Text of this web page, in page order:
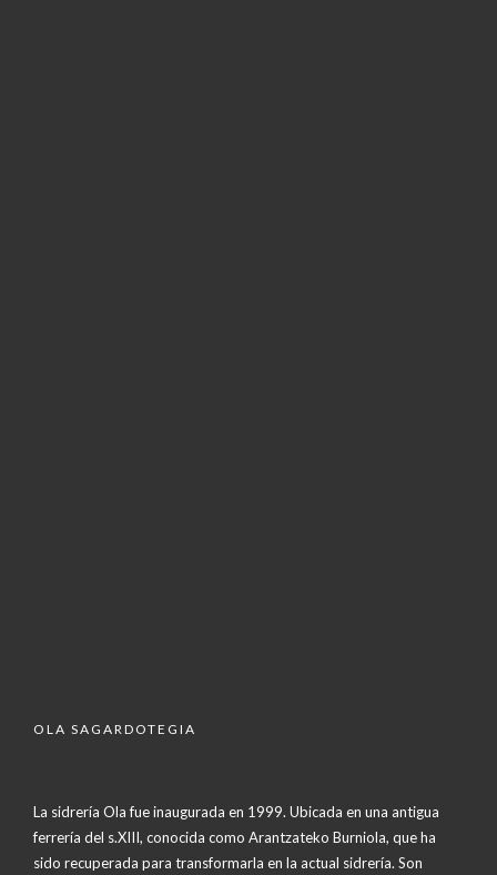
OLA SAGARDOTEGIA
La sidrería Ola fue inaugurada en 1999. Ubicada en una antigua
ferrería del s.XIII, conocida como Arantzateko Burniola, que ha
sido recuperada para transformarla en la actual sidrería. Son